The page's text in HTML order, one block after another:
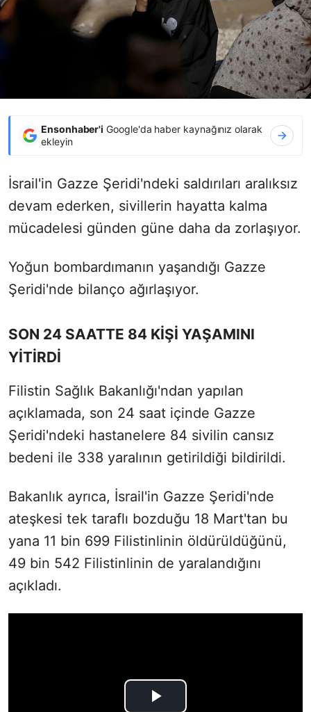
Ensonhaber'i Google'da haber kaynağınız olarak
ekleyin
İsrail'in Gazze Şeridi'ndeki saldırıları aralıksız
devam ederken, sivillerin hayatta kalma
mücadelesi günden güne daha da zorlaşıyor.
Yoğun bombardımanın yaşandığı Gazze
Şeridi'nde bilanço ağırlaşıyor.
SON 24 SAATTE 84 KİŞİ YAŞAMINI
YİTİRDİ
Filistin Sağlık Bakanlığı'ndan yapılan
açıklamada, son 24 saat içinde Gazze
Şeridi'ndeki hastanelere 84 sivilin cansız
bedeni ile 338 yaralının getirildiği bildirildi.
Bakanlık ayrıca, İsrail'in Gazze Şeridi'nde
ateşkesi tek taraflı bozduğu 18 Mart'tan bu
yana 11 bin 699 Filistinlinin öldürüldüğünü,
49 bin 542 Filistinlinin de yaralandığını
açıkladı.